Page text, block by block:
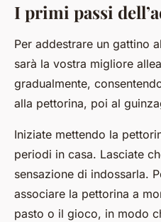
I primi passi
Per addestrare un gattino
sarà la vostra migliore
gradualmente,
alla pettorina, poi al
Iniziate mettendo la
periodi in casa. Lasciate
sensazione di indossarla.
associare la pettorina a
pasto o il gioco, in modo